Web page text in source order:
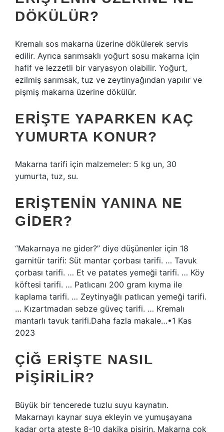
DÖKÜLÜR?
Kremalı sos makarna üzerine dökülerek servis
edilir. Ayrıca sarımsaklı yoğurt sosu makarna için
hafif ve lezzetli bir varyasyon olabilir. Yoğurt,
ezilmiş sarımsak, tuz ve zeytinyağından yapılır ve
pişmiş makarna üzerine dökülür.
ERIŞTE YAPARKEN KAÇ
YUMURTA KONUR?
Makarna tarifi için malzemeler: 5 kg un, 30
yumurta, tuz, su.
ERIŞTENIN YANINA NE
GIDER?
“Makarnaya ne gider?” diye düşünenler için 18
garnitür tarifi: Süt mantar çorbası tarifi. … Tavuk
çorbası tarifi. … Et ve patates yemeği tarifi. … Köy
köftesi tarifi. … Patlıcanı 200 gram kıyma ile
kaplama tarifi. … Zeytinyağlı patlıcan yemeği tarifi.
… Kızartmadan sebze güveç tarifi. … Kremalı
mantarlı tavuk tarifi.Daha fazla makale…•1 Kas
2023
ÇIĞ ERIŞTE NASIL
PIŞIRILIR?
Büyük bir tencerede tuzlu suyu kaynatın.
Makarnayı kaynar suya ekleyin ve yumuşayana
kadar orta ateşte 8-10 dakika pişirin. Makarna çok